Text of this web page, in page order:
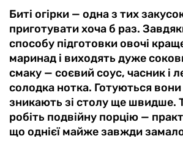
Биті огірки — одна з тих
приготувати хоча б раз.
способу підготовки овочі
маринад і виходять дуже
смаку — соєвий соус, часник і
солодка нотка. Готуються
зникають зі столу ще швидше.
робіть подвійну порцію —
що однієї майже завжди